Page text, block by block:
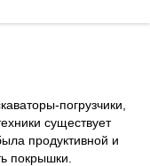
погрузчики,
существует
продуктивной и
покрышки.